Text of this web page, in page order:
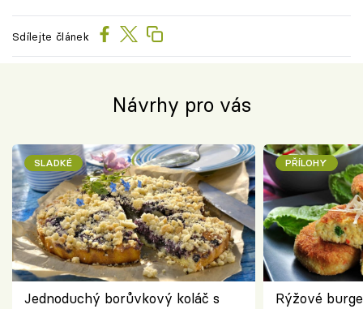
Sdílejte článek
Návrhy pro vás
SLADKÉ
Jednoduchý borůvkový koláč s
PŘÍLOHY
Rýžové